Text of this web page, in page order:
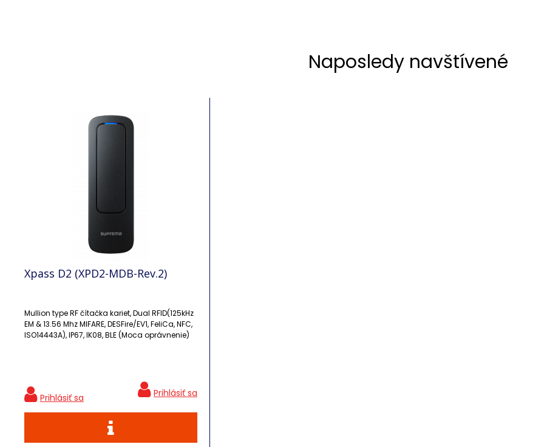
Naposledy navštívené
Xpass D2 (XPD2-MDB-Rev.2)
Mullion type RF čítačka kariet, Dual RFID(125kHz
EM & 13.56 Mhz MIFARE, DESFire/EV1, FeliCa, NFC,
ISO14443A), IP67, IK08, BLE (Moca oprávnenie)